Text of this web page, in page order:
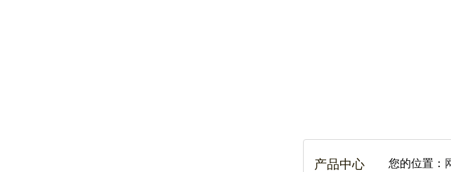
产品中心 您的位置：